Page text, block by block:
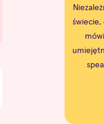
świecie,